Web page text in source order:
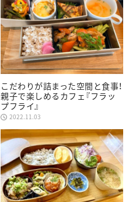
こだわりが詰まった空間と食事！
親子で楽しめるカフェ『フラッ
プフライ』
2022.11.03